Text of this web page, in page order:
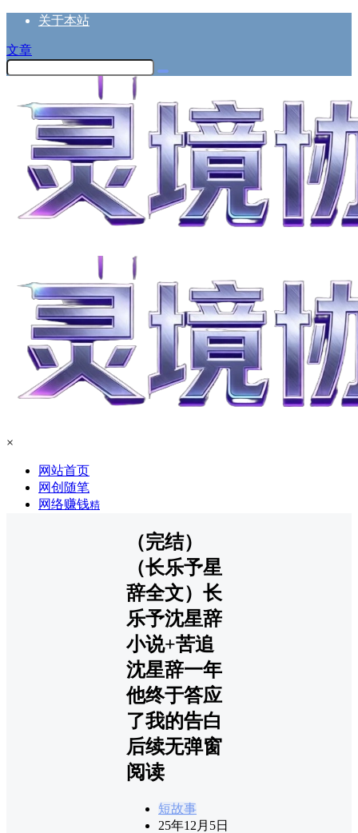
关于本站
文章
×
网站首页
网创随笔
网络赚钱精
（完结）
（长乐予星
辞全文）长
乐予沈星辞
小说+苦追
沈星辞一年
他终于答应
了我的告白
后续无弹窗
阅读
短故事
25年12月5日